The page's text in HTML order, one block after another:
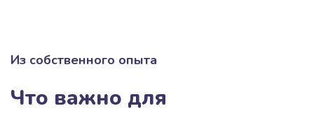
Из собственного опыта
Что важно для